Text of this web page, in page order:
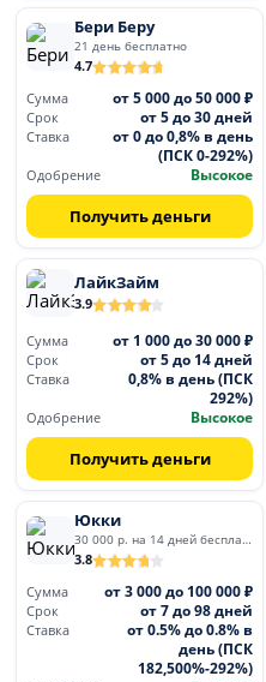
Бери Беру
21 день бесплатно
4.7
Сумма
от 5 000 до 50 000 ₽
Срок от 5 до 30 дней
Ставка
от 0 до 0,8% в день
(ПСК 0-292%)
Одобрение Высокое
Получить деньги
ЛайкЗайм
3.9
Сумма от 1 000 до 30 000 ₽
Срок от 5 до 14 дней
Ставка
0,8% в день (ПСК
292%)
Одобрение Высокое
Получить деньги
Юкки
30 000 р. на 14 дней бесплатно
3.8
Сумма
от 3 000 до 100 000 ₽
Срок от 7 до 98 дней
Ставка
от 0.5% до 0.8% в
день (ПСК
182,500%-292%)